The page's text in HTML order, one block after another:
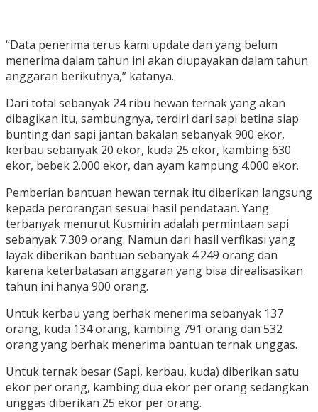
“Data penerima terus kami update dan yang belum
menerima dalam tahun ini akan diupayakan dalam tahun
anggaran berikutnya,” katanya.
Dari total sebanyak 24 ribu hewan ternak yang akan
dibagikan itu, sambungnya, terdiri dari sapi betina siap
bunting dan sapi jantan bakalan sebanyak 900 ekor,
kerbau sebanyak 20 ekor, kuda 25 ekor, kambing 630
ekor, bebek 2.000 ekor, dan ayam kampung 4.000 ekor.
Pemberian bantuan hewan ternak itu diberikan langsung
kepada perorangan sesuai hasil pendataan. Yang
terbanyak menurut Kusmirin adalah permintaan sapi
sebanyak 7.309 orang. Namun dari hasil verfikasi yang
layak diberikan bantuan sebanyak 4.249 orang dan
karena keterbatasan anggaran yang bisa direalisasikan
tahun ini hanya 900 orang.
Untuk kerbau yang berhak menerima sebanyak 137
orang, kuda 134 orang, kambing 791 orang dan 532
orang yang berhak menerima bantuan ternak unggas.
Untuk ternak besar (Sapi, kerbau, kuda) diberikan satu
ekor per orang, kambing dua ekor per orang sedangkan
unggas diberikan 25 ekor per orang.